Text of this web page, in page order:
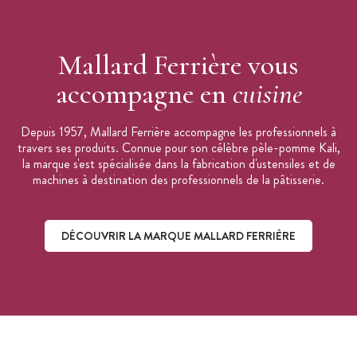
Mallard Ferrière vous
accompagne en cuisine
Depuis 1957, Mallard Ferrière accompagne les professionnels à
travers ses produits. Connue pour son célèbre pèle-pomme Kali,
la marque s'est spécialisée dans la fabrication d'ustensiles et de
machines à destination des professionnels de la pâtisserie.
DÉCOUVRIR LA MARQUE MALLARD FERRIÈRE